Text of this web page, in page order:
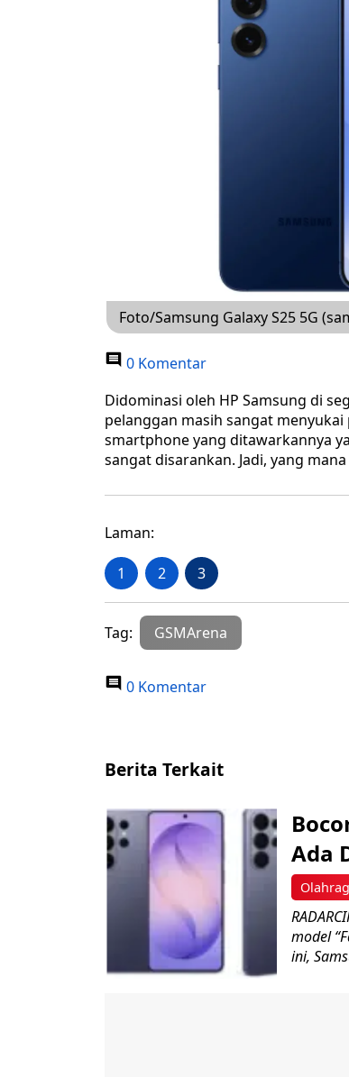
Foto/Samsung Galaxy S25 5G
0 Komentar
Didominasi oleh HP Samsung di
pelanggan masih sangat
smartphone yang ditawarkannya
sangat disarankan. Jadi, yang
Laman:
1 2 3
Tag: GSMArena
0 Komentar
Berita Terkait
Ada
model
ini,